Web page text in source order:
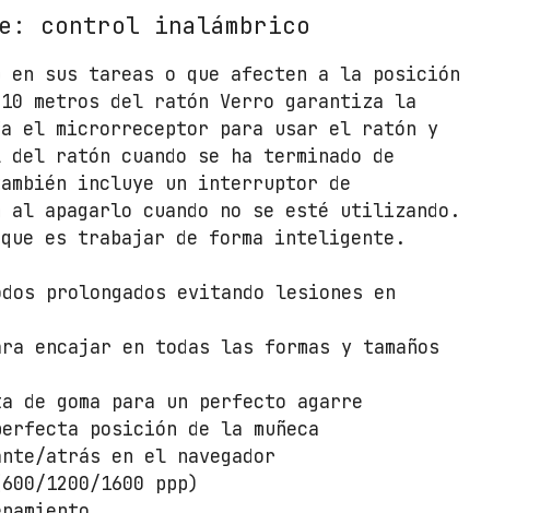
I
i
control inalámbrico
en sus tareas o que afecten a la posición
metros del ratón Verro garantiza la
el microrreceptor para usar el ratón y
ratón cuando se ha terminado de
incluye un interruptor de
al apagarlo cuando no se esté utilizando.
es trabajar de forma inteligente.
prolongados evitando lesiones en
encajar en todas las formas y tamaños
de goma para un perfecto agarre
posición de la muñeca
atrás en el navegador
1200/1600 ppp)